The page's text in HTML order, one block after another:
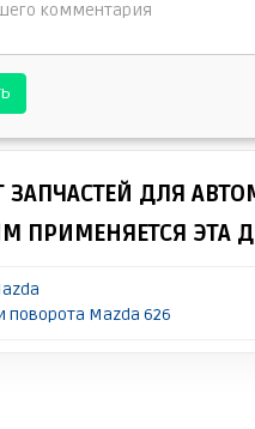
ЗАПЧАСТЕЙ ДЛЯ
ПРИМЕНЯЕТСЯ ЭТА
поворота Mazda 626